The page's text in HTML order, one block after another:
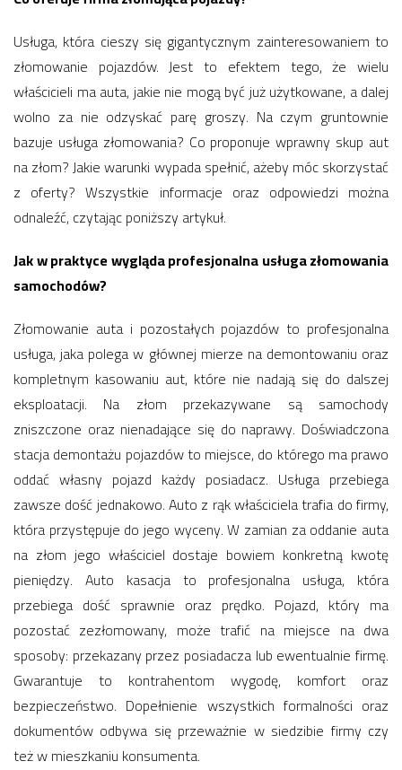
Usługa, która cieszy się gigantycznym zainteresowaniem to
złomowanie pojazdów. Jest to efektem tego, że wielu
właścicieli ma auta, jakie nie mogą być już użytkowane, a dalej
wolno za nie odzyskać parę groszy. Na czym gruntownie
bazuje usługa złomowania? Co proponuje wprawny skup aut
na złom? Jakie warunki wypada spełnić, ażeby móc skorzystać
z oferty? Wszystkie informacje oraz odpowiedzi można
odnaleźć, czytając poniższy artykuł.
Jak w praktyce wygląda profesjonalna usługa złomowania
samochodów?
Złomowanie auta i pozostałych pojazdów to profesjonalna
usługa, jaka polega w głównej mierze na demontowaniu oraz
kompletnym kasowaniu aut, które nie nadają się do dalszej
eksploatacji. Na złom przekazywane są samochody
zniszczone oraz nienadające się do naprawy. Doświadczona
stacja demontażu pojazdów to miejsce, do którego ma prawo
oddać własny pojazd każdy posiadacz. Usługa przebiega
zawsze dość jednakowo. Auto z rąk właściciela trafia do firmy,
która przystępuje do jego wyceny. W zamian za oddanie auta
na złom jego właściciel dostaje bowiem konkretną kwotę
pieniędzy. Auto kasacja to profesjonalna usługa, która
przebiega dość sprawnie oraz prędko. Pojazd, który ma
pozostać zezłomowany, może trafić na miejsce na dwa
sposoby: przekazany przez posiadacza lub ewentualnie firmę.
Gwarantuje to kontrahentom wygodę, komfort oraz
bezpieczeństwo. Dopełnienie wszystkich formalności oraz
dokumentów odbywa się przeważnie w siedzibie firmy czy
też w mieszkaniu konsumenta.